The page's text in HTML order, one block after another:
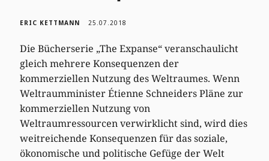
ERIC KETTMANN 25.07.2018
Die Bücherserie „The Expanse“ veranschaulicht
gleich mehrere Konsequenzen der
kommerziellen Nutzung des Weltraumes. Wenn
Weltraumminister Étienne Schneiders Pläne zur
kommerziellen Nutzung von
Weltraumressourcen verwirklicht sind, wird dies
weitreichende Konsequenzen für das soziale,
ökonomische und politische Gefüge der Welt